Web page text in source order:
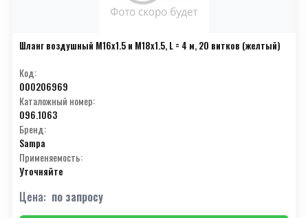
Шланг воздушный M16x1.5 и M18x1.5, L = 4 м, 20 витков (желтый)
Код:
000206969
Каталожный номер:
096.1063
Бренд:
Sampa
Применяемость:
Уточняйте
Цена: по запросу